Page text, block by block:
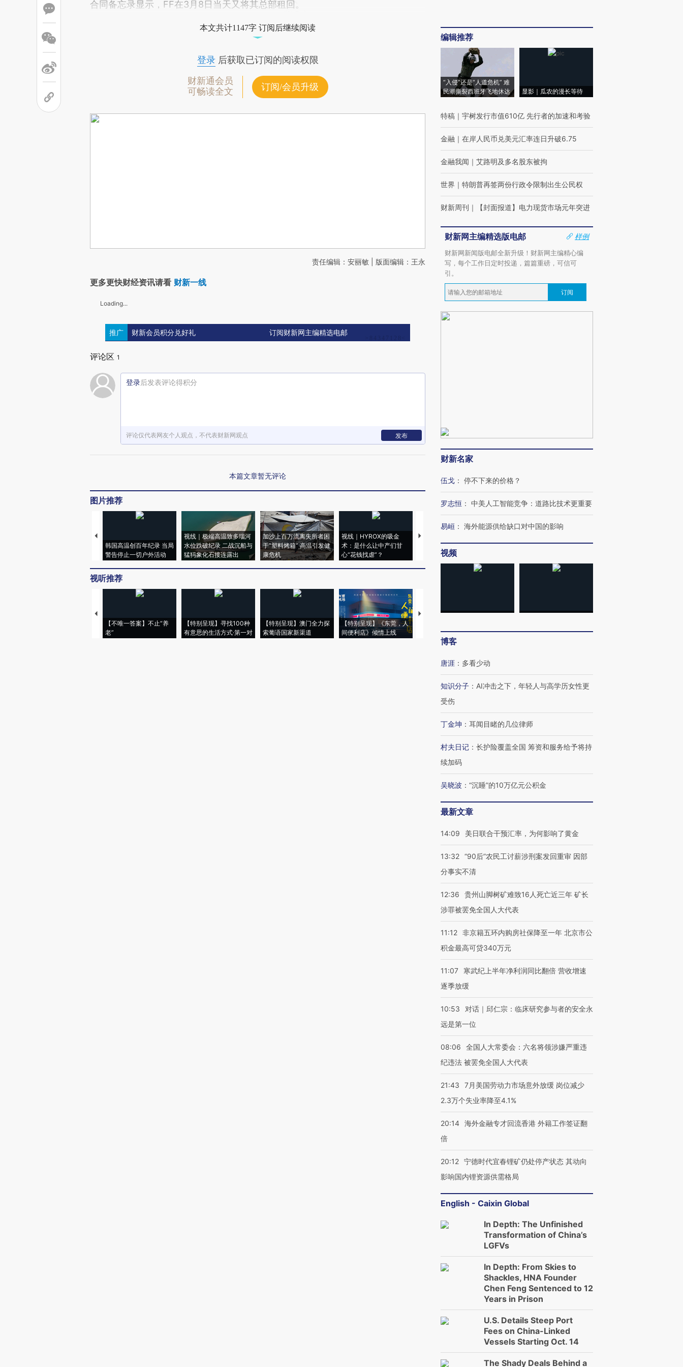
合同备忘录显示，FF在3月8日当天又将其总部租回。
本文共计1147字 订阅后继续阅读
登录后获取已订阅的阅读权限
财新通会员
可畅读全文
订阅/会员升级
责任编辑：安丽敏 | 版面编辑：王永
更多更快财经资讯请看 财新一线
Loading...
推广 财新会员积分兑好礼 订阅财新网主编精选电邮
评论区 1
登录后发表评论得积分
评论仅代表网友个人观点，不代表财新网观点 发布
本篇文章暂无评论
图片推荐
韩国高温创百年纪录 当局
警告停止一切户外活动
视线｜极端高温致多瑙河
水位跌破纪录 二战沉船与
猛犸象化石接连露出
加沙上百万流离失所者困
于“塑料烤箱” 高温引发健
康危机
视线｜HYROX的吸金
术：是什么让中产们甘
心“花钱找虐”？
马航飞行员跨国走私7万
粒摇头丸 尿检体内含3种
度Z世代 用街头抗争将教
机”？难民潮撕裂西班牙
视听推荐
【不唯一答案】不止“养
老”
【特别呈现】寻找100种
有意思的生活方式·第一对
【特别呈现】澳门全力探
索葡语国家新渠道
【特别呈现】《东莞，人
间便利店》倾情上线
【推广】走进第四届链博
有意思的生活方式·第三对
【商旅对话】华住集团
住三大增长引擎是什么？
编辑推荐
“入侵”还是“人道危机” 难
民潮撕裂西班牙飞地休达
显影｜瓜农的漫长等待
特稿 ｜ 宇树发行市值610亿 先行者的加速和考验
金融 ｜ 在岸人民币兑美元汇率连日升破6.75
金融我闻 ｜ 艾路明及多名股东被拘
世界 ｜ 特朗普再签两份行政令限制出生公民权
财新周刊 ｜ 【封面报道】电力现货市场元年突进
财新网主编精选版电邮
样例
财新网新闻版电邮全新升级！财新网主编精心编
写，每个工作日定时投递，篇篇重磅，可信可
引。
订阅
财新名家
伍戈 ： 停不下来的价格？
罗志恒 ： 中美人工智能竞争：道路比技术更重要
易峘 ： 海外能源供给缺口对中国的影响
视频
博客
唐涯 ： 多看少动
知识分子 ： AI冲击之下，年轻人与高学历女性更
受伤
丁金坤 ： 耳闻目睹的几位律师
村夫日记 ： 长护险覆盖全国 筹资和服务给予将持
续加码
吴晓波 ： “沉睡”的10万亿元公积金
最新文章
14:09 美日联合干预汇率，为何影响了黄金
13:32 “90后”农民工讨薪涉刑案发回重审 因部
分事实不清
12:36
贵州山脚树矿难致16人死亡近三年 矿长
涉罪被罢免全国人大代表
11:12 非京籍五环内购房社保降至一年 北京市公
积金最高可贷340万元
11:07
寒武纪上半年净利润同比翻倍 营收增速
逐季放缓
10:53
对话｜邱仁宗：临床研究参与者的安全永
远是第一位
08:06
全国人大常委会：六名将领涉嫌严重违
纪违法 被罢免全国人大代表
21:43
7月美国劳动力市场意外放缓 岗位减少
2.3万个失业率降至4.1%
20:14 海外金融专才回流香港 外籍工作签证翻
倍
20:12 宁德时代宜春锂矿仍处停产状态 其动向
影响国内锂资源供需格局
English - Caixin Global
In Depth: The Unfinished
Transformation of China’s
LGFVs
In Depth: From Skies to
Shackles, HNA Founder
Chen Feng Sentenced to 12
Years in Prison
U.S. Details Steep Port
Fees on China-Linked
Vessels Starting Oct. 14
The Shady Deals Behind a